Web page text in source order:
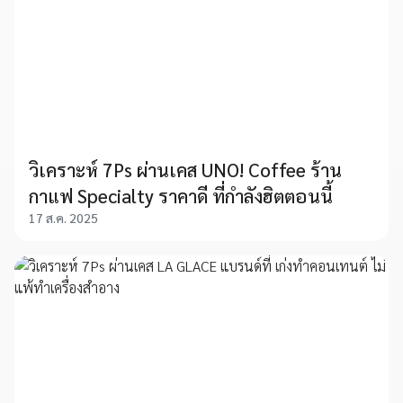
วิเคราะห์ 7Ps ผ่านเคส UNO! Coffee ร้าน
กาแฟ Specialty ราคาดี ที่กำลังฮิตตอนนี้
17 ส.ค. 2025